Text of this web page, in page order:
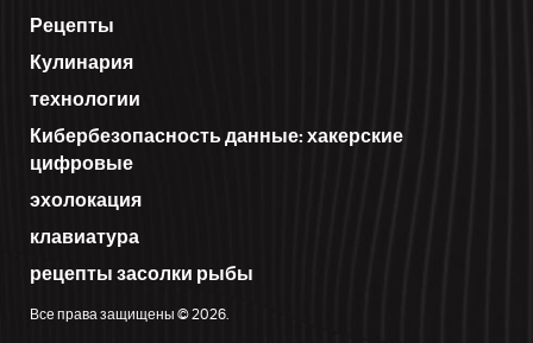
Рецепты
Кулинария
технологии
Кибербезопасность данные: хакерские
цифровые
эхолокация
клавиатура
рецепты засолки рыбы
Все права защищены © 2026.